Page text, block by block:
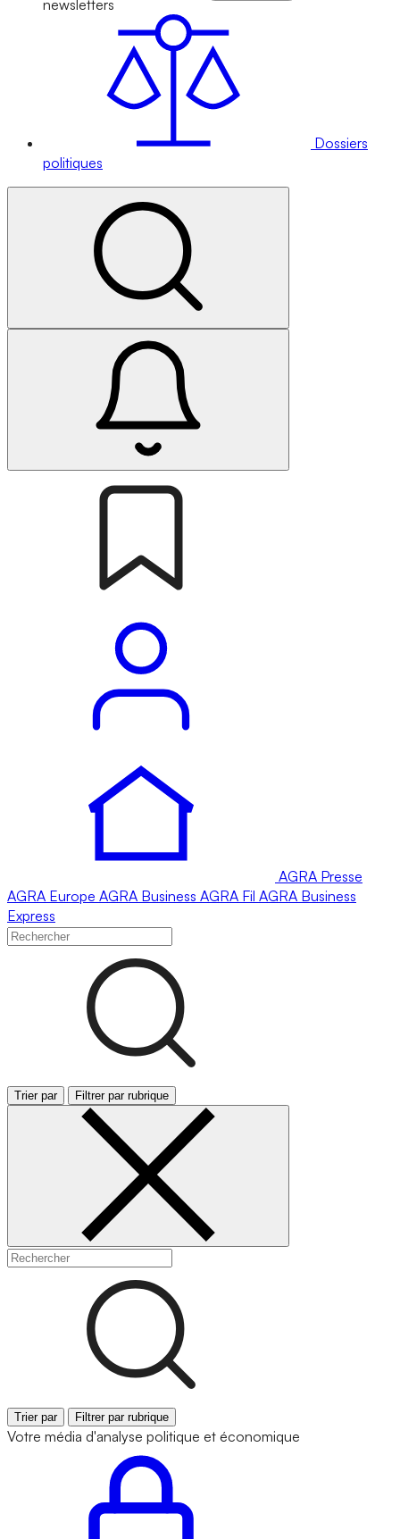
newsletters
Dossiers
politiques
AGRA Presse
AGRA Europe AGRA Business AGRA Fil AGRA Business
Express
Trier par Filtrer par rubrique
Trier par Filtrer par rubrique
Votre média d'analyse politique et économique